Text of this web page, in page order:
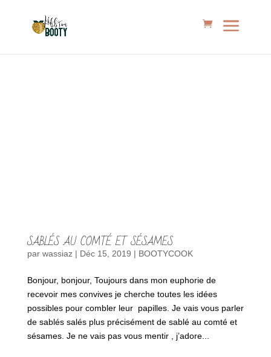
SABLÉS AU COMTÉ ET SÉSAMES
par wassiaz| Déc 15, 2019 | BOOTYCOOK
Bonjour, bonjour, Toujours dans mon euphorie de
recevoir mes convives je cherche toutes les idées
possibles pour combler leur papilles. Je vais vous parler
de sablés salés plus précisément de sablé au comté et
sésames. Je ne vais pas vous mentir , j’adore...